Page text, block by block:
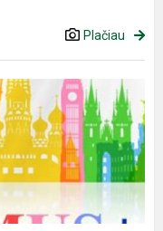
Plačiau